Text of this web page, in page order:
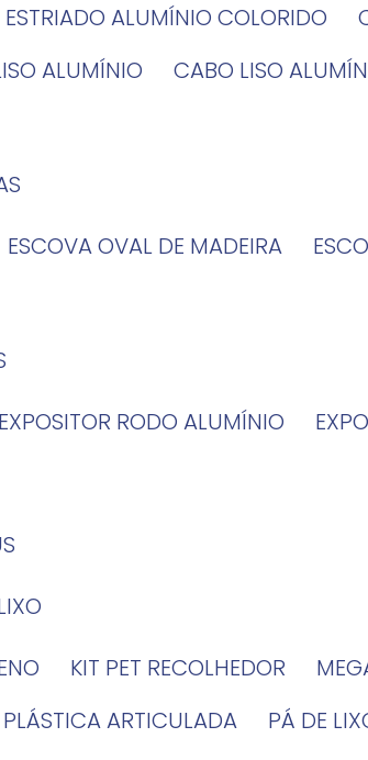
ESTRIADO ALUMÍNIO COLORIDO
ALUMÍNIO
CABO LISO
ESCOVA OVAL DE MADEIRA
EXPOSITOR RODO ALUMÍNIO
KIT PET RECOLHEDOR
PLÁSTICA ARTICULADA
PÁ DE